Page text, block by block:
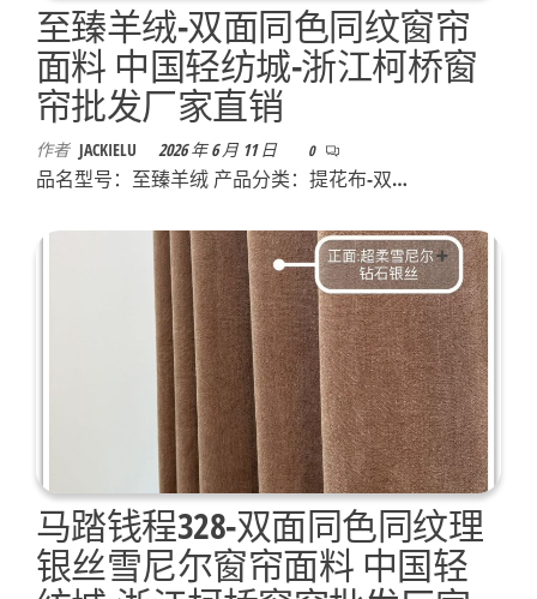
至臻羊绒-双面同色同纹窗帘
面料 中国轻纺城-浙江柯桥窗
帘批发厂家直销
作者 JACKIELU 2026 年 6 月 11 日 0
品名型号：至臻羊绒 产品分类：提花布-双…
马踏钱程328-双面同色同纹理
银丝雪尼尔窗帘面料 中国轻